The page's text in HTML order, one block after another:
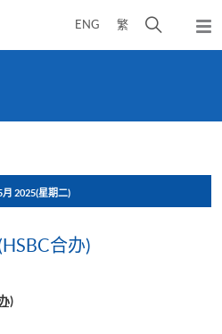
ENG 繁
开
弹
出
月 2025(星期二)
合办)
)